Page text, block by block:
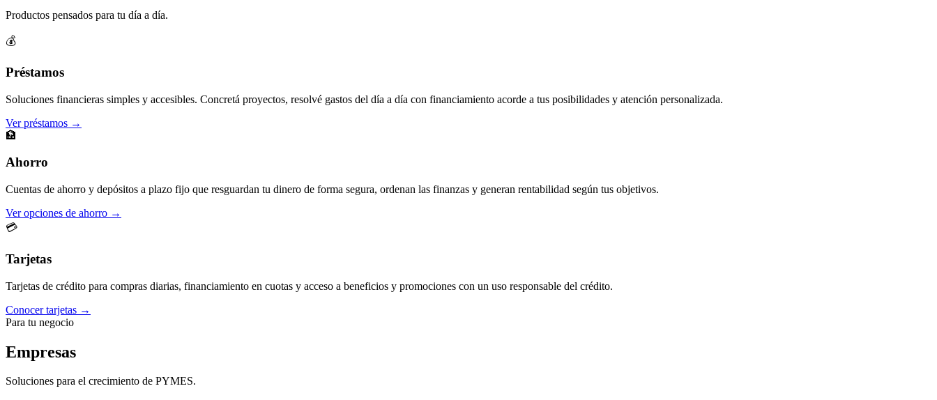
Productos pensados para tu día a día.
💰
Préstamos
Soluciones financieras simples y accesibles. Concretá proyectos, resolvé gastos del día a día con financiamiento acorde a tus posibilidades y atención personalizada.
Ver préstamos →
🏦
Ahorro
Cuentas de ahorro y depósitos a plazo fijo que resguardan tu dinero de forma segura, ordenan las finanzas y generan rentabilidad según tus objetivos.
Ver opciones de ahorro →
💳
Tarjetas
Tarjetas de crédito para compras diarias, financiamiento en cuotas y acceso a beneficios y promociones con un uso responsable del crédito.
Conocer tarjetas →
Para tu negocio
Empresas
Soluciones para el crecimiento de PYMES.